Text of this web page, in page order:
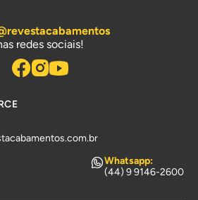
redes sociais!
Whatsapp:
(44) 9 9146-2600